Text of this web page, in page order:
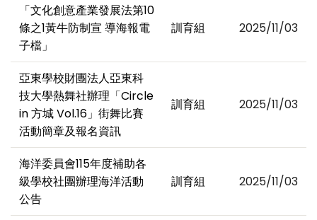
「文化創意產業發展法第10
條之1黃牛防制宣 導海報電
子檔」
訓育組 2025/11/03
亞東學校財團法人亞東科
技大學熱舞社辦理「Circle
in 方城 Vol.16」街舞比賽
活動簡章及報名資訊
訓育組 2025/11/03
海洋委員會115年度補助各
級學校社團辦理海洋活動
公告
訓育組 2025/11/03